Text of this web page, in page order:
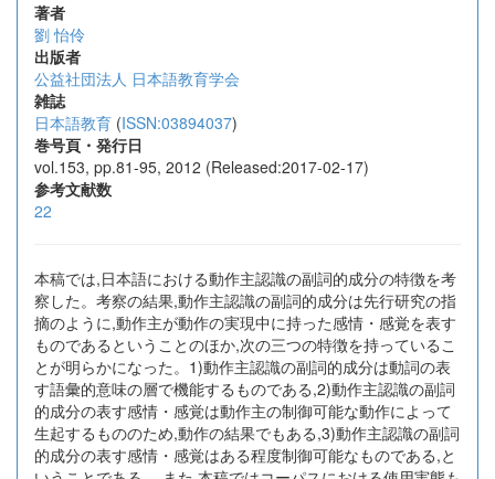
著者
劉 怡伶
出版者
公益社団法人 日本語教育学会
雑誌
日本語教育 (ISSN:03894037)
巻号頁・発行日
vol.153, pp.81-95, 2012 (Released:2017-02-17)
参考文献数
22
本稿では,日本語における動作主認識の副詞的成分の特徴を考
察した。考察の結果,動作主認識の副詞的成分は先行研究の指
摘のように,動作主が動作の実現中に持った感情・感覚を表す
ものであるということのほか,次の三つの特徴を持っているこ
とが明らかになった。1)動作主認識の副詞的成分は動詞の表
す語彙的意味の層で機能するものである,2)動作主認識の副詞
的成分の表す感情・感覚は動作主の制御可能な動作によって
生起するもののため,動作の結果でもある,3)動作主認識の副詞
的成分の表す感情・感覚はある程度制御可能なものである,と